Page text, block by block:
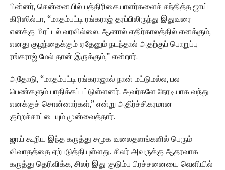
பின்னர், சென்னையில் பத்திரிகையாளர்களைச் சந்தித்த ஜாய்
கிரிஸில்டா, “மாதம்பட்டி ரங்கராஜ் தரப்பிலிருந்து இதுவரை
எனக்கு மிரட்டல் வரவில்லை. ஆனால் எதிர்காலத்தில் எனக்கும்,
எனது குழந்தைக்கும் ஏதேனும் நடந்தால் அதற்குப் பொறுப்பு
ரங்கராஜ் மேல் தான் இருக்கும்,” என்றார்.
அதோடு, “மாதம்பட்டி ரங்கராஜால் நான் மட்டுமல்ல, பல
பெண்களும் பாதிக்கப்பட்டுள்ளனர். அவர்களே நேரடியாக வந்து
எனக்குச் சொன்னார்கள்,” என்று அதிர்ச்சிகரமான
குற்றச்சாட்டையும் முன்வைத்தார்.
ஜாய் கூறிய இந்த கருத்து சமூக வலைதளங்களில் பெரும்
விவாதத்தை ஏற்படுத்தியுள்ளது. சிலர் அவருக்கு ஆதரவாக
கருத்து தெரிவிக்க, சிலர் இது குடும்ப பிரச்சனையை வெளியில்